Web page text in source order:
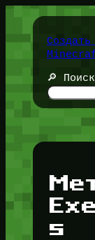
Перейти
содержимому
🔎
s